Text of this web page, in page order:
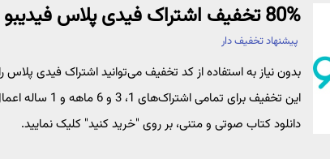
80% تخفیف اشتراک فیدی پلاس فیدیبو
پیشنهاد تخفیف دار
این تخفیف
دانلود کتاب صوتی و متنی، بر روی "خرید کنید" کلیک نمایید.